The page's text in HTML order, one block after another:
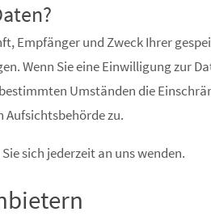
Empfänger und Zweck Ihrer
Wenn Sie eine Einwilligung zur
Umständen die
Aufsichtsbehörde zu.
sich jederzeit an uns wenden.